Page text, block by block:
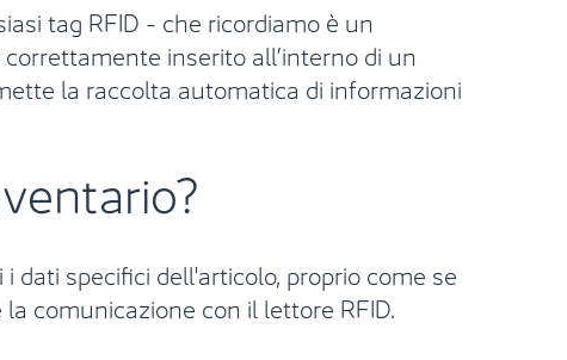
tag RFID - che ricordiamo è un
inserito all’interno di un
la raccolta automatica di informazioni
specifici dell'articolo, proprio come se
comunicazione con il lettore RFID.